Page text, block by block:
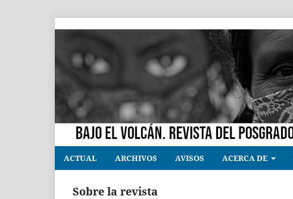
ACTUAL ARCHIVOS AVISOS ACERCA DE
Sobre la revista